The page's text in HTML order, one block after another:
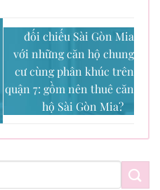
đối chiếu Sài Gòn Mia
với những căn hộ chung
cư cùng phân khúc trên
quận 7: gồm nên thuê căn
hộ Sài Gòn Mia?